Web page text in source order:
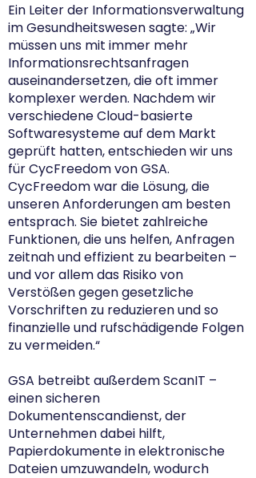
Ein Leiter der Informationsverwaltung
im Gesundheitswesen sagte: „Wir
müssen uns mit immer mehr
Informationsrechtsanfragen
auseinandersetzen, die oft immer
komplexer werden. Nachdem wir
verschiedene Cloud-basierte
Softwaresysteme auf dem Markt
geprüft hatten, entschieden wir uns
für CycFreedom von GSA.
CycFreedom war die Lösung, die
unseren Anforderungen am besten
entsprach. Sie bietet zahlreiche
Funktionen, die uns helfen, Anfragen
zeitnah und effizient zu bearbeiten –
und vor allem das Risiko von
Verstößen gegen gesetzliche
Vorschriften zu reduzieren und so
finanzielle und rufschädigende Folgen
zu vermeiden.“
GSA betreibt außerdem ScanIT –
einen sicheren
Dokumentenscandienst, der
Unternehmen dabei hilft,
Papierdokumente in elektronische
Dateien umzuwandeln, wodurch